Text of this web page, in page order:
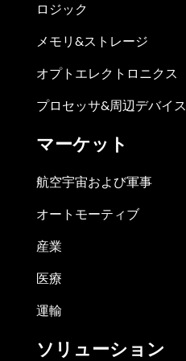
ロジック
メモリ&ストレージ
オプトエレクトロニクス
プロセッサ&周辺デバイス
マーケット
航空宇宙および軍事
オートモーティブ
産業
医療
運輸
ソリューション